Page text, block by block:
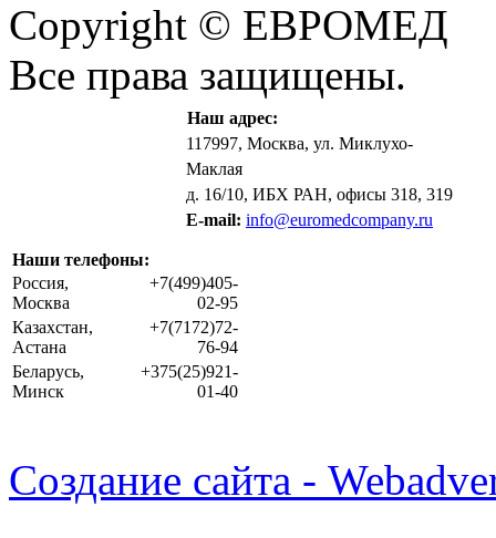
Copyright © ЕВРОМЕД
Все права защищены.
Наш адрес:
117997, Москва, ул. Миклухо-
Маклая
д. 16/10, ИБХ РАН, офисы 318, 319
E-mail: info@euromedcompany.ru
Наши телефоны:
Россия,
Москва
+7(499)405-
02-95
Казахстан,
Астана
+7(7172)72-
76-94
Беларусь,
Минск
+375(25)921-
01-40
Создание сайта -